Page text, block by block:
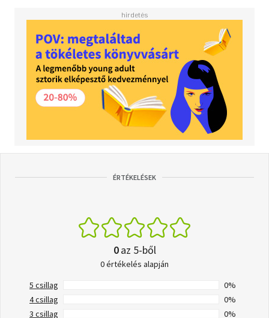
ÉRTÉKELÉSEK
0az 5-ből
0 értékelés alapján
5 csillag
0%
4 csillag
0%
3 csillag
0%